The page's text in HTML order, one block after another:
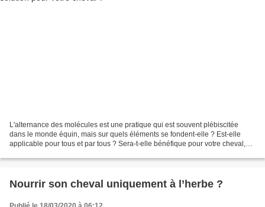
L'alternance des molécules est une pratique qui est souvent plébiscitée
dans le monde équin, mais sur quels éléments se fondent-elle ? Est-elle
applicable pour tous et par tous ? Sera-t-elle bénéfique pour votre cheval,
Nourrir son cheval uniquement à l’herbe ?